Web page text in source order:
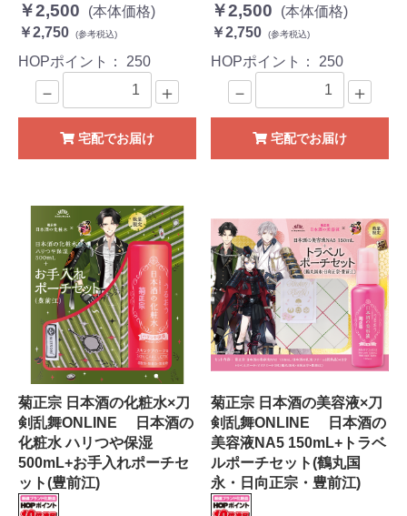
￥2,500
(本体価格)
￥2,750
(参考税込)
HOPポイント： 250
－ ＋
宅配でお届け
￥2,500
(本体価格)
￥2,750
(参考税込)
HOPポイント： 250
－ ＋
宅配でお届け
菊正宗 日本酒の化粧水×刀
剣乱舞ONLINE 日本酒の
化粧水 ハリつや保湿
500mL+お手入れポーチセ
ット(豊前江)
菊正宗 日本酒の美容液×刀
剣乱舞ONLINE 日本酒の
美容液NA5 150mL+トラベ
ルポーチセット(鶴丸国
永・日向正宗・豊前江)